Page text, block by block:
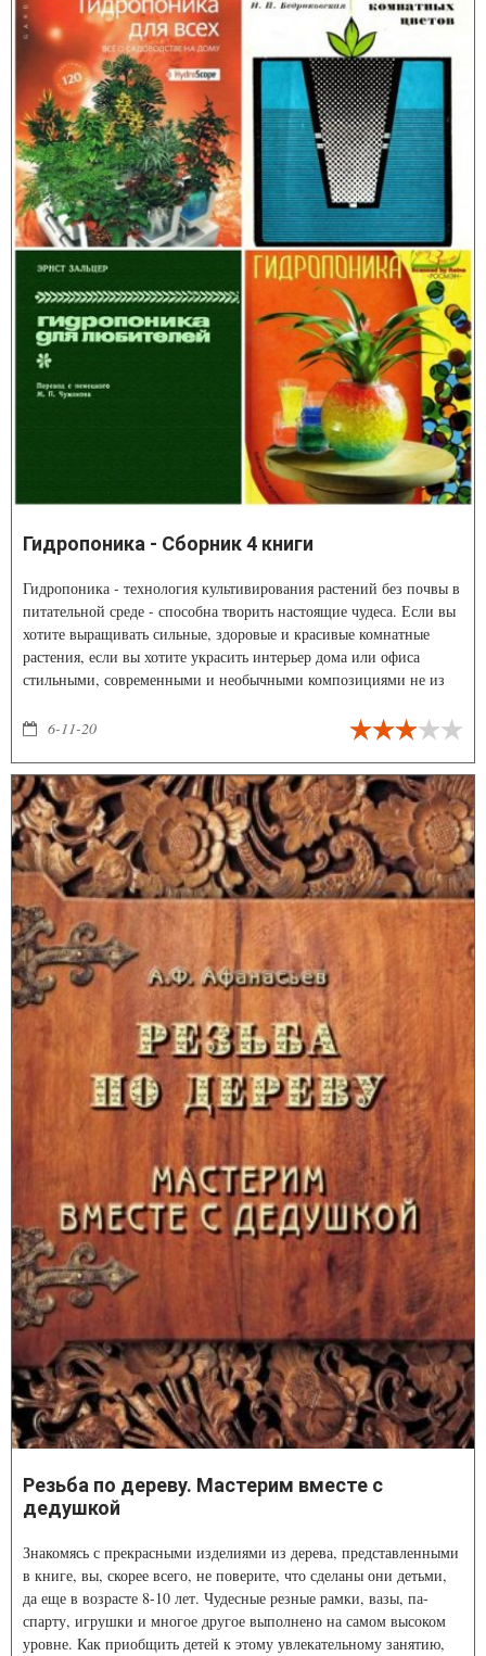
Гидропоника - Сборник 4 книги
Гидропоника - технология культивирования растений без почвы в
питательной среде - способна творить настоящие чудеса. Если вы
хотите выращивать сильные, здоровые и красивые комнатные
растения, если вы хотите украсить интерьер дома или офиса
стильными, современными и необычными композициями не из
6-11-20
Резьба по дереву. Мастерим вместе с
дедушкой
Знакомясь с прекрасными изделиями из дерева, представленными
в книге, вы, скорее всего, не поверите, что сделаны они детьми,
да еще в возрасте 8-10 лет. Чудесные резные рамки, вазы, па­
спарту, игрушки и многое другое выполнено на самом высоком
уровне. Как приобщить детей к это­му увлекательному занятию,